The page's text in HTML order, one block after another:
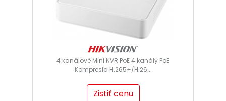
4 kanálové Mini NVR PoE 4 kanály PoE
Kompresia H.265+/H.26...
Zistiť cenu